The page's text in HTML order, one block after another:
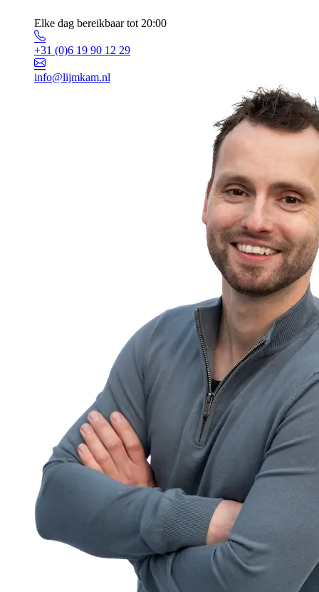
Elke dag bereikbaar tot 20:00
+31 (0)6 19 90 12 29
info@lijmkam.nl